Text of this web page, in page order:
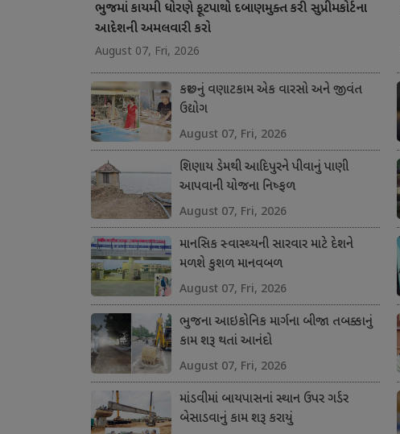
ભુજમાં કાયમી ધોરણે ફૂટપાથો દબાણમુક્ત કરી સુપ્રીમકોર્ટના
આદેશની અમલવારી કરો
August 07, Fri, 2026
કચ્છનું વણાટકામ એક વારસો અને જીવંત
ઉદ્યોગ
August 07, Fri, 2026
શિણાય ડેમથી આદિપુરને પીવાનું પાણી
આપવાની યોજના નિષ્ફળ
August 07, Fri, 2026
માનસિક સ્વાસ્થ્યની સારવાર માટે દેશને
મળશે કુશળ માનવબળ
August 07, Fri, 2026
ભુજના આઇકોનિક માર્ગના બીજા તબક્કાનું
કામ શરૂ થતાં આનંદો
August 07, Fri, 2026
માંડવીમાં બાયપાસનાં સ્થાન ઉપર ગર્ડર
બેસાડવાનું કામ શરૂ કરાયું